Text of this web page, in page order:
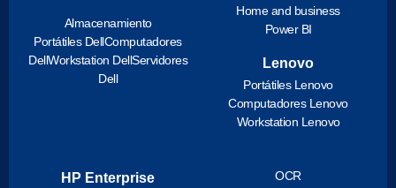
Almacenamiento
Portátiles DellComputadores
DellWorkstation DellServidores
Dell
Home and business
Power BI
Lenovo
Portátiles Lenovo
Computadores Lenovo
Workstation Lenovo
HP Enterprise
OCR